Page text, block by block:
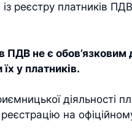
реєстру платників
ПДВ не є обов’язковим
у платників.
діяльності
на